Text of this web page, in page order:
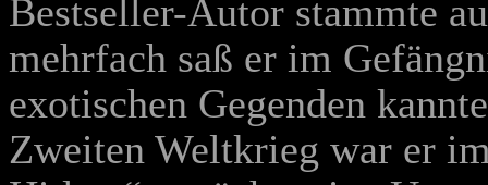
Bestseller-Autor stammte
mehrfach saß er im
exotischen Gegenden
Zweiten Weltkrieg war er